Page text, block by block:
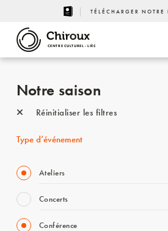
TÉLÉCHARGER NOTRE
CENTRE CULTUREL - LIÈGE
Notre saison
Réinitialiser les filtres
Type d’événement
Ateliers
Concerts
Conférence